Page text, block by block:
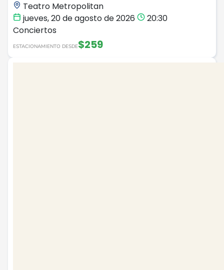
Teatro Metropolitan
jueves, 20 de agosto de 2026
20:30
Conciertos
ESTACIONAMIENTO DESDE$259